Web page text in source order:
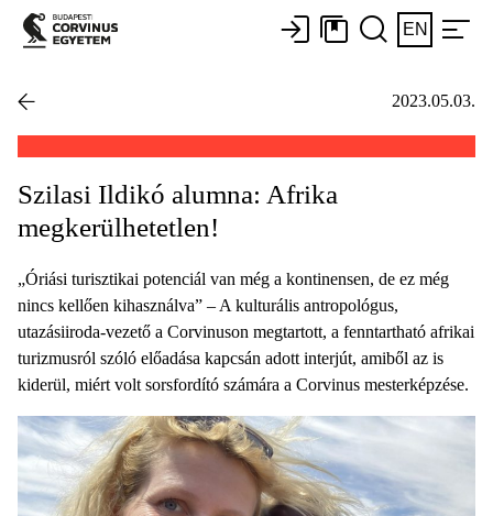
EN
2023.05.03.
Szilasi Ildikó alumna: Afrika
megkerülhetetlen!
„Óriási turisztikai potenciál van még a kontinensen, de ez még
nincs kellően kihasználva” – A kulturális antropológus,
utazásiiroda-vezető a Corvinuson megtartott, a fenntartható afrikai
turizmusról szóló előadása kapcsán adott interjút, amiből az is
kiderül, miért volt sorsfordító számára a Corvinus mesterképzése.